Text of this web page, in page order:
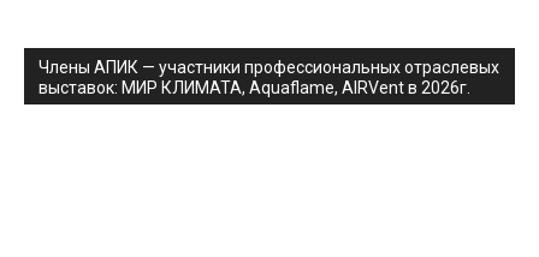
Члены АПИК — участники профессиональных отраслевых
выставок: МИР КЛИМАТА, Aquaflame, AIRVent в 2026г.